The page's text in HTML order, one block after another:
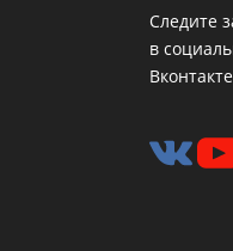
Следите
в